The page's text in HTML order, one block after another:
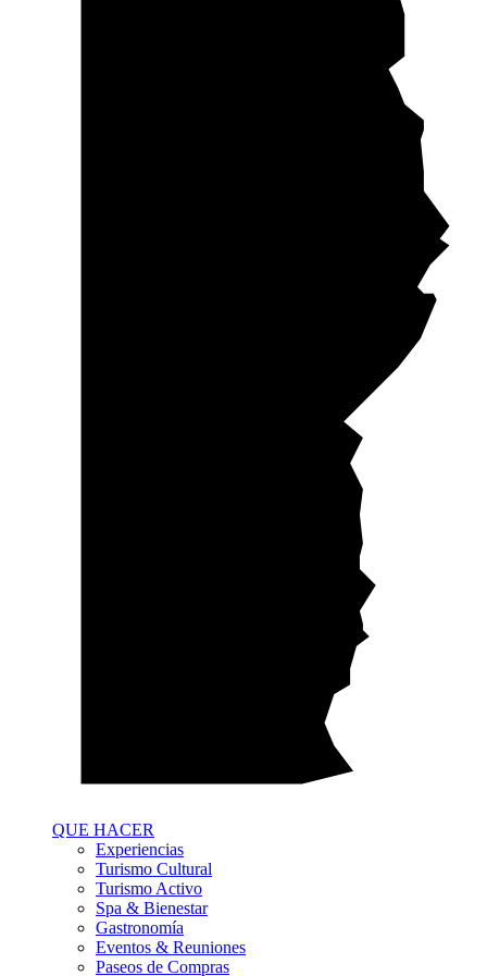
QUE HACER
Experiencias
Turismo Cultural
Turismo Activo
Spa & Bienestar
Gastronomía
Eventos & Reuniones
Paseos de Compras